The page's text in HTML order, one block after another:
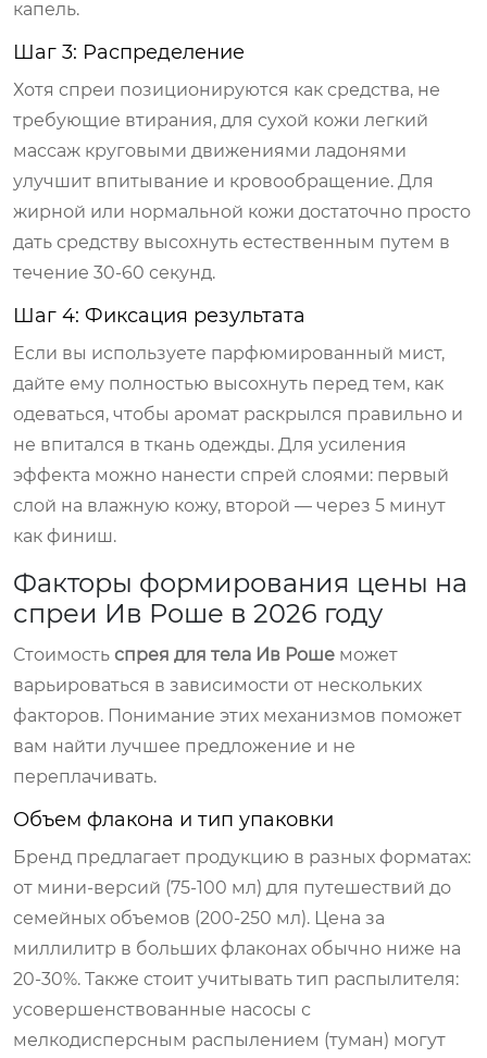
капель.
Шаг 3: Распределение
Хотя спреи позиционируются как средства, не
требующие втирания, для сухой кожи легкий
массаж круговыми движениями ладонями
улучшит впитывание и кровообращение. Для
жирной или нормальной кожи достаточно просто
дать средству высохнуть естественным путем в
течение 30-60 секунд.
Шаг 4: Фиксация результата
Если вы используете парфюмированный мист,
дайте ему полностью высохнуть перед тем, как
одеваться, чтобы аромат раскрылся правильно и
не впитался в ткань одежды. Для усиления
эффекта можно нанести спрей слоями: первый
слой на влажную кожу, второй — через 5 минут
как финиш.
Факторы формирования цены на
спреи Ив Роше в 2026 году
Стоимость спрея для тела Ив Роше может
варьироваться в зависимости от нескольких
факторов. Понимание этих механизмов поможет
вам найти лучшее предложение и не
переплачивать.
Объем флакона и тип упаковки
Бренд предлагает продукцию в разных форматах:
от мини-версий (75-100 мл) для путешествий до
семейных объемов (200-250 мл). Цена за
миллилитр в больших флаконах обычно ниже на
20-30%. Также стоит учитывать тип распылителя:
усовершенствованные насосы с
мелкодисперсным распылением (туман) могут